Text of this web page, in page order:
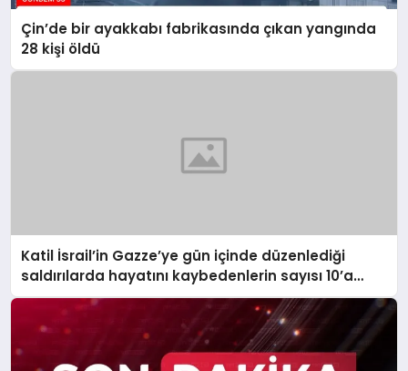
Çin’de bir ayakkabı fabrikasında çıkan yangında
28 kişi öldü
Katil İsrail’in Gazze’ye gün içinde düzenlediği
saldırılarda hayatını kaybedenlerin sayısı 10’a
yükseldi